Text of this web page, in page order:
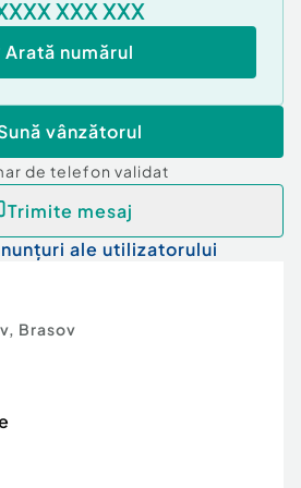
apartamente
XXX XXX
Arată numărul
vânzătorul
de telefon validat
Trimite mesaj
ale utilizatorului
, Brasov